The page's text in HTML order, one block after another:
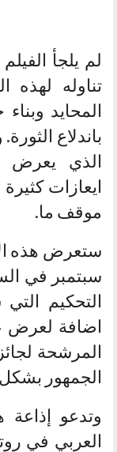
لم يلجأ
تناوله لهذه
المحايد
باندلاع
الذي يعرض
ايعازات
موقف ما.
ستعرض هذه
سبتمبر في
التحكيم
اضافة لعرض
المرشحة
الجمهور بشكل
وتدعو إذاعة
العربي في